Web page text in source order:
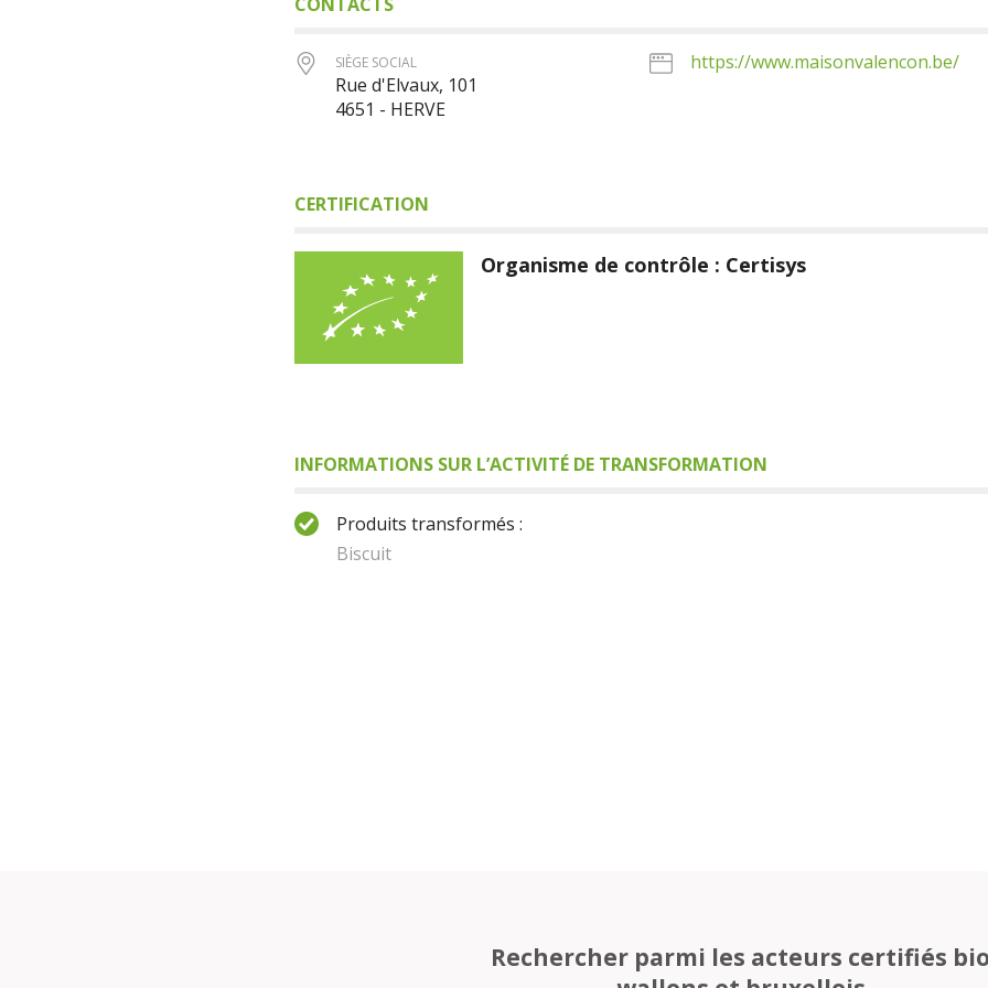
SIÈGE SOCIAL
Rue d'Elvaux, 101
4651 - HERVE
https://www.maisonvalencon.be/
CERTIFICATION
Organisme de contrôle : Certisys
INFORMATIONS SUR L’ACTIVITÉ DE TRANSFORMATION
Produits transformés :
Biscuit
Rechercher parmi les acteurs certifiés